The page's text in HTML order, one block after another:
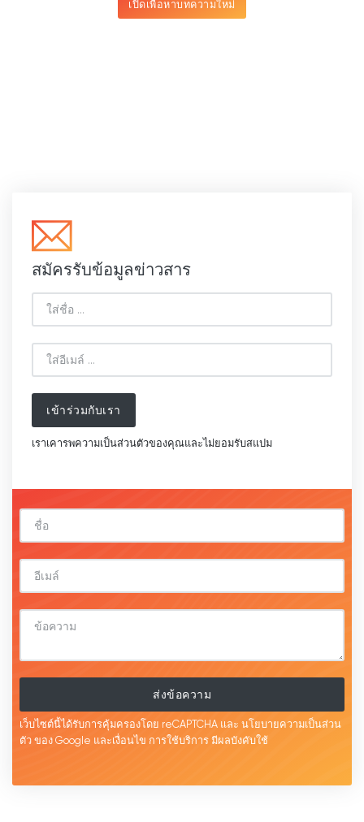
เปิดเพื่อหาบทความใหม่
สมัครรับข้อมูลข่าวสาร
เข้าร่วมกับเรา
เราเคารพความเป็นส่วนตัวของคุณและไม่ยอมรับสแปม
ส่งข้อความ
เว็บไซต์นี้ได้รับการคุ้มครองโดย reCAPTCHA และ นโยบายความเป็นส่วน
ตัว ของ Google และเงื่อนไข การใช้บริการ มีผลบังคับใช้